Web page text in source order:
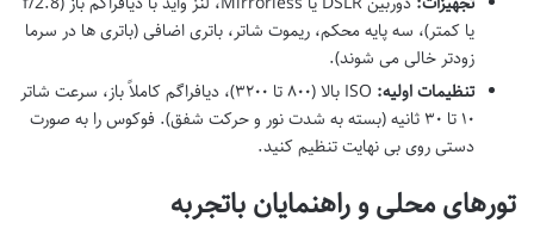
یا کمتر)، سه پایه محکم، ریموت شاتر، باتری اضافی (باتری ها در سرما
زودتر خالی می شوند).
تنظیمات اولیه:
ISO بالا (۸۰۰ تا ۳۲۰۰)، دیافراگم کاملاً باز، سرعت شاتر
۱۰ تا ۳۰ ثانیه (بسته به شدت نور و حرکت شفق). فوکوس را به صورت
دستی روی بی نهایت تنظیم کنید.
تورهای محلی و راهنمایان باتجربه